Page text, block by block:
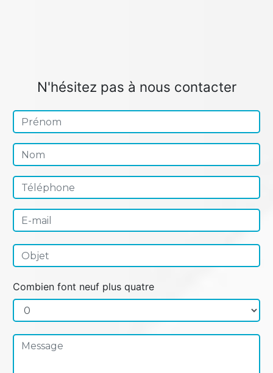
N'hésitez pas à nous contacter
Combien font neuf plus quatre